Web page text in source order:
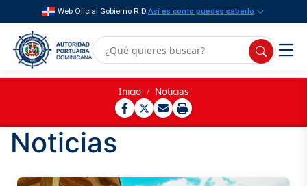
Web Oficial Gobierno R.D.Así es como puedes saberlo
Inicio / Noticias
Noticias